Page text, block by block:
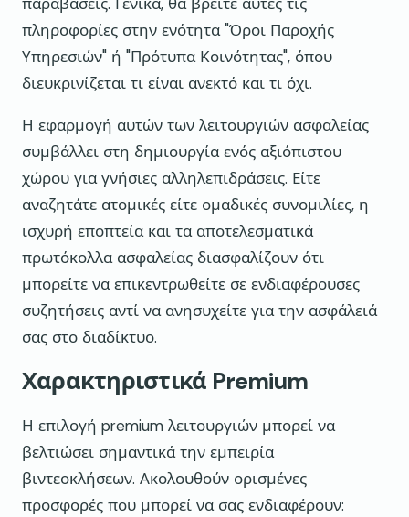
πληροφορίες στην ενότητα "Όροι Παροχής
Υπηρεσιών" ή "Πρότυπα Κοινότητας", όπου
διευκρινίζεται τι είναι ανεκτό και τι όχι.
Η εφαρμογή αυτών των λειτουργιών ασφαλείας
συμβάλλει στη δημιουργία ενός αξιόπιστου
χώρου για γνήσιες αλληλεπιδράσεις. Είτε
αναζητάτε ατομικές είτε ομαδικές συνομιλίες, η
ισχυρή εποπτεία και τα αποτελεσματικά
πρωτόκολλα ασφαλείας διασφαλίζουν ότι
μπορείτε να επικεντρωθείτε σε ενδιαφέρουσες
συζητήσεις αντί να ανησυχείτε για την ασφάλειά
σας στο διαδίκτυο.
Χαρακτηριστικά Premium
Η επιλογή premium λειτουργιών μπορεί να
βελτιώσει σημαντικά την εμπειρία
βιντεοκλήσεων. Ακολουθούν ορισμένες
προσφορές που μπορεί να σας ενδιαφέρουν: